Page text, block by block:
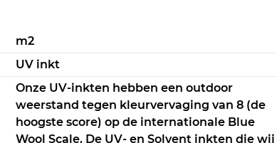
m2
UV inkt
Onze UV-inkten hebben een outdoor
weerstand tegen kleurvervaging van 8 (de
hoogste score) op de internationale Blue
Wool Scale. De UV- en Solvent inkten die wij